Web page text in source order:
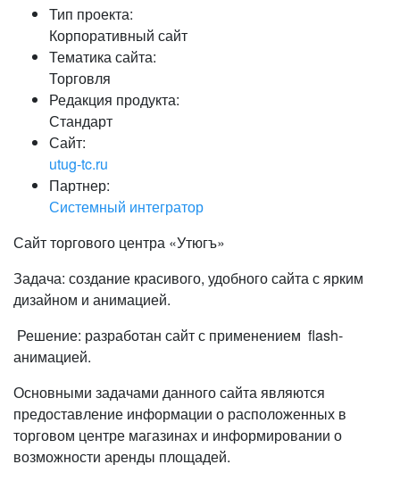
Запомнить меня на этом
Тип проекта:
Корпоративный сайт
Тематика сайта:
Торговля
Редакция продукта:
Стандарт
Сайт:
utug-tc.ru
Партнер:
Системный интегратор
Сайт торгового центра «Утюгъ»
Задача: создание красивого, удобного сайта с ярким
дизайном и анимацией.
Решение: разработан сайт с применением flash-
анимацией.
Основными задачами данного сайта являются
предоставление информации о расположенных в
торговом центре магазинах и информировании о
возможности аренды площадей.